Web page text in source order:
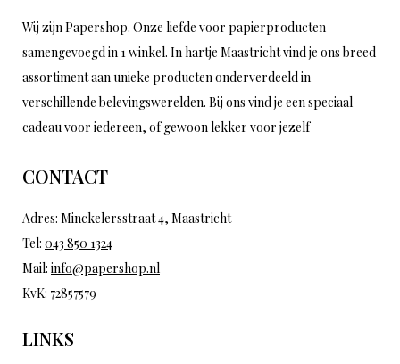
Wij zijn Papershop. Onze liefde voor papierproducten
samengevoegd in 1 winkel. In hartje Maastricht vind je ons breed
assortiment aan unieke producten onderverdeeld in
verschillende belevingswerelden. Bij ons vind je een speciaal
cadeau voor iedereen, of gewoon lekker voor jezelf
CONTACT
Adres: Minckelersstraat 4, Maastricht
Tel: 043 850 1324
Mail: info@papershop.nl
KvK: 72857579
LINKS